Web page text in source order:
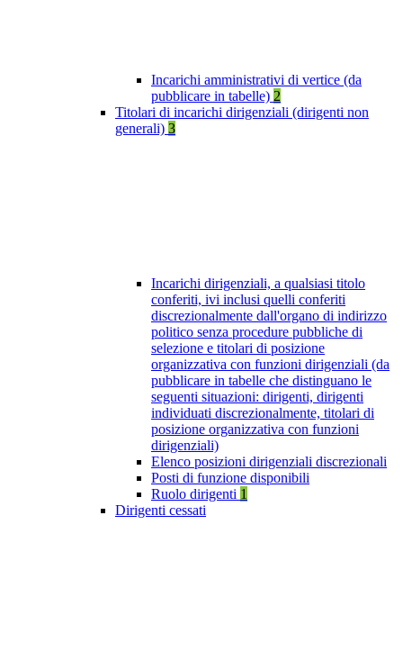
Incarichi amministrativi di vertice (da
pubblicare in tabelle) 2
Titolari di incarichi dirigenziali (dirigenti non
generali) 3
Incarichi dirigenziali, a qualsiasi titolo
conferiti, ivi inclusi quelli conferiti
discrezionalmente dall'organo di indirizzo
politico senza procedure pubbliche di
selezione e titolari di posizione
organizzativa con funzioni dirigenziali (da
pubblicare in tabelle che distinguano le
seguenti situazioni: dirigenti, dirigenti
individuati discrezionalmente, titolari di
posizione organizzativa con funzioni
dirigenziali)
Elenco posizioni dirigenziali discrezionali
Posti di funzione disponibili
Ruolo dirigenti 1
Dirigenti cessati